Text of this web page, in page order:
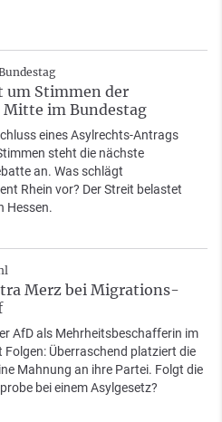
um Stimmen der
im Bundestag
eines Asylrechts-Antrags
steht die nächste
an. Was schlägt
Rhein vor? Der Streit belastet
Hessen.
Merz bei Migrations-
AfD als Mehrheitsbeschafferin im
Folgen: Überraschend platziert die
Mahnung an ihre Partei. Folgt die
bei einem Asylgesetz?